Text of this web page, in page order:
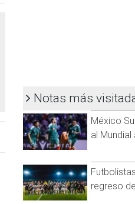
Notas más
México
al
regreso